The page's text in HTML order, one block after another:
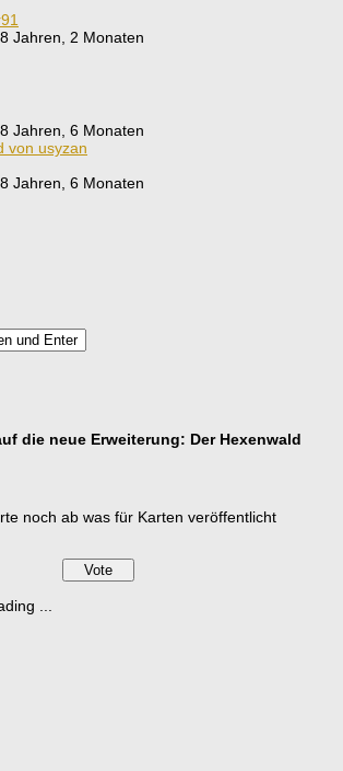
Jahren, 2 Monaten
Jahren, 6 Monaten
Jahren, 6 Monaten
die neue Erweiterung: Der Hexenwald
noch ab was für Karten veröffentlicht
...